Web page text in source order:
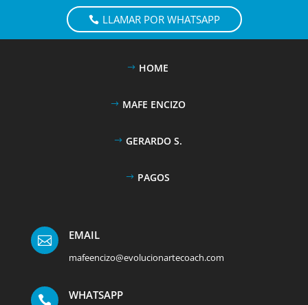
LLAMAR POR WHATSAPP
HOME
MAFE ENCIZO
GERARDO S.
PAGOS
 EMAIL
mafeencizo@evolucionartecoach.com
 WHATSAPP